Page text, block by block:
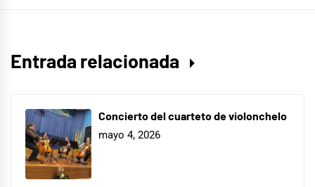
Entrada relacionada
Concierto del cuarteto de violonchelo
mayo 4, 2026